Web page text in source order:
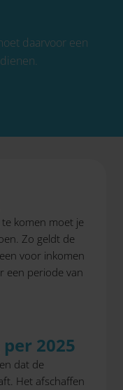
daarvoor een
komen moet je
Zo geldt de
voor inkomen
een periode van
2025
dat de
Het afschaffen